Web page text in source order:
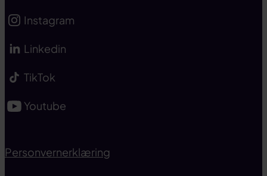
Instagram
Linkedin
TikTok
Youtube
Personvernerklæring